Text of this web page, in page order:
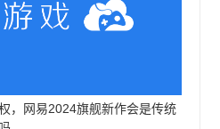
，网易2024旗舰新作会是传统